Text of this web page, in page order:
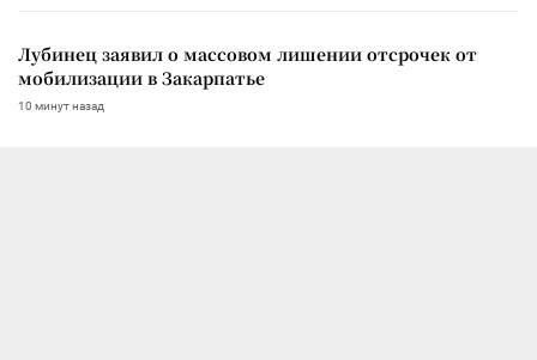
Лубинец заявил о массовом лишении отсрочек от
мобилизации в Закарпатье
10 минут назад